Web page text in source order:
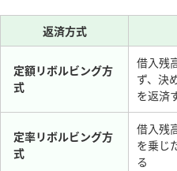
返済方式
定額リボルビング方
式
借入残
ず、決
を返済
定率リボルビング方
式
借入残
を乗じ
る